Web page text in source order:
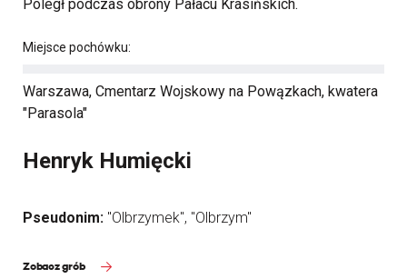
Poległ podczas obrony Pałacu Krasińskich.
Miejsce pochówku:
Warszawa, Cmentarz Wojskowy na Powązkach, kwatera
"Parasola"
Henryk Humięcki
Pseudonim: "Olbrzymek", "Olbrzym"
Zobacz grób